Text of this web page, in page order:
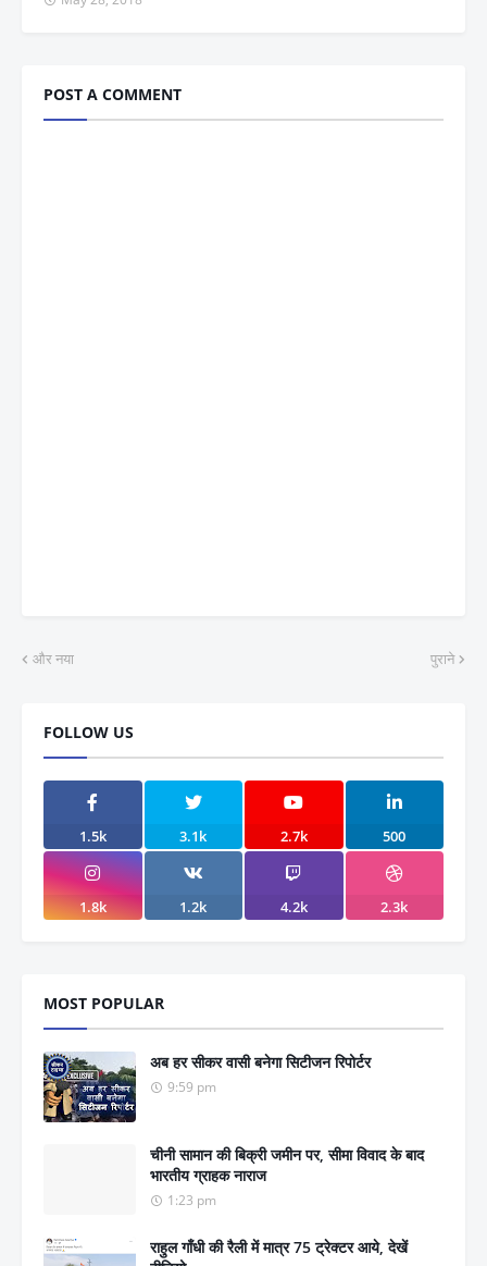
POST A COMMENT
और नया पुराने
FOLLOW US
1.5k 3.1k 2.7k 500
1.8k 1.2k 4.2k 2.3k
MOST POPULAR
अब हर सीकर वासी बनेगा सिटीजन रिपोर्टर
9:59 pm
चीनी सामान की बिक्री जमीन पर, सीमा विवाद के बाद
भारतीय ग्राहक नाराज
1:23 pm
राहुल गाँधी की रैली में मात्र 75 ट्रेक्टर आये, देखें